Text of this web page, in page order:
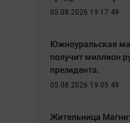
05.08.2026 19:17:49
Южноуральская
получит миллион
президента.
05.08.2026 19:05:49
Жительница